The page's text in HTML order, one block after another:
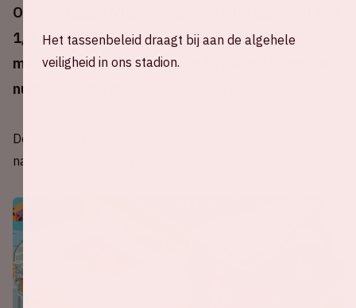
Op zaterdag 26 juni 2021 om 18.00 uur vindt een
1/8 finale vindt plaats in de Johan Cruijff ArenA,
met de nummer 2 van groep A (Wales) tegen de
nummer 2 van groep B (Denemarken).
De UEFA heeft besloten om EURO 2020 te verplaatsen
naar zomer 2021 in verband met COVID-19.
Het tassenbeleid draagt bij aan de algehele
veiligheid in ons stadion.